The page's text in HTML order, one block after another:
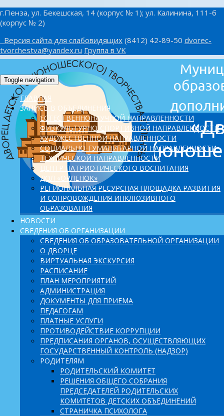
г.Пенза, ул. Бекешская, 14 (корпус № 1); ул. Калинина, 111-б
(корпус № 2)
Версия сайта для слабовидящих (8412) 42-89-50 dvorec-
tvorchestva@yandex.ru Группа в VK
Toggle navigation
ГЛАВНАЯ
ЗАПИСЬ В ОБЪЕДИНЕНИЯ
ЕСТЕСТВЕННОНАУЧНОЙ НАПРАВЛЕННОСТИ
ФИЗКУЛЬТУРНО-СПОРТИВНОЙ НАПРАВЛЕННОСТИ
ХУДОЖЕСТВЕННОЙ НАПРАВЛЕННОСТИ
СОЦИАЛЬНО-ГУМАНИТАРНОЙ НАПРАВЛЕННОСТИ
ТЕХНИЧЕСКОЙ НАПРАВЛЕННОСТИ
ЦЕНТР ПАТРИОТИЧЕСКОГО ВОСПИТАНИЯ
ДОЛ «ОРЛЕНОК»
PЕГИОНАЛЬНАЯ РЕСУРСНАЯ ПЛОЩАДКА РАЗВИТИЯ
И СОПРОВОЖДЕНИЯ ИНКЛЮЗИВНОГО
ОБРАЗОВАНИЯ
НОВОСТИ
СВЕДЕНИЯ ОБ ОРГАНИЗАЦИИ
СВЕДЕНИЯ ОБ ОБРАЗОВАТЕЛЬНОЙ ОРГАНИЗАЦИИ
О ДВОРЦЕ
ВИРТУАЛЬНАЯ ЭКСКУРСИЯ
РАСПИСАНИЕ
ПЛАН МЕРОПРИЯТИЙ
АДМИНИСТРАЦИЯ
ДОКУМЕНТЫ ДЛЯ ПРИЕМА
ПЕДАГОГАМ
ПЛАТНЫЕ УСЛУГИ
ПРОТИВОДЕЙСТВИЕ КОРРУПЦИИ
ПРЕДПИСАНИЯ ОРГАНОВ, ОСУЩЕСТВЛЯЮЩИХ
ГОСУДАРСТВЕННЫЙ КОНТРОЛЬ (НАДЗОР)
РОДИТЕЛЯМ
РОДИТЕЛЬСКИЙ КОМИТЕТ
РЕШЕНИЯ ОБЩЕГО СОБРАНИЯ
ПРЕДСЕДАТЕЛЕЙ РОДИТЕЛЬСКИХ
КОМИТЕТОВ ДЕТСКИХ ОБЪЕДИНЕНИЙ
СТРАНИЧКА ПСИХОЛОГА